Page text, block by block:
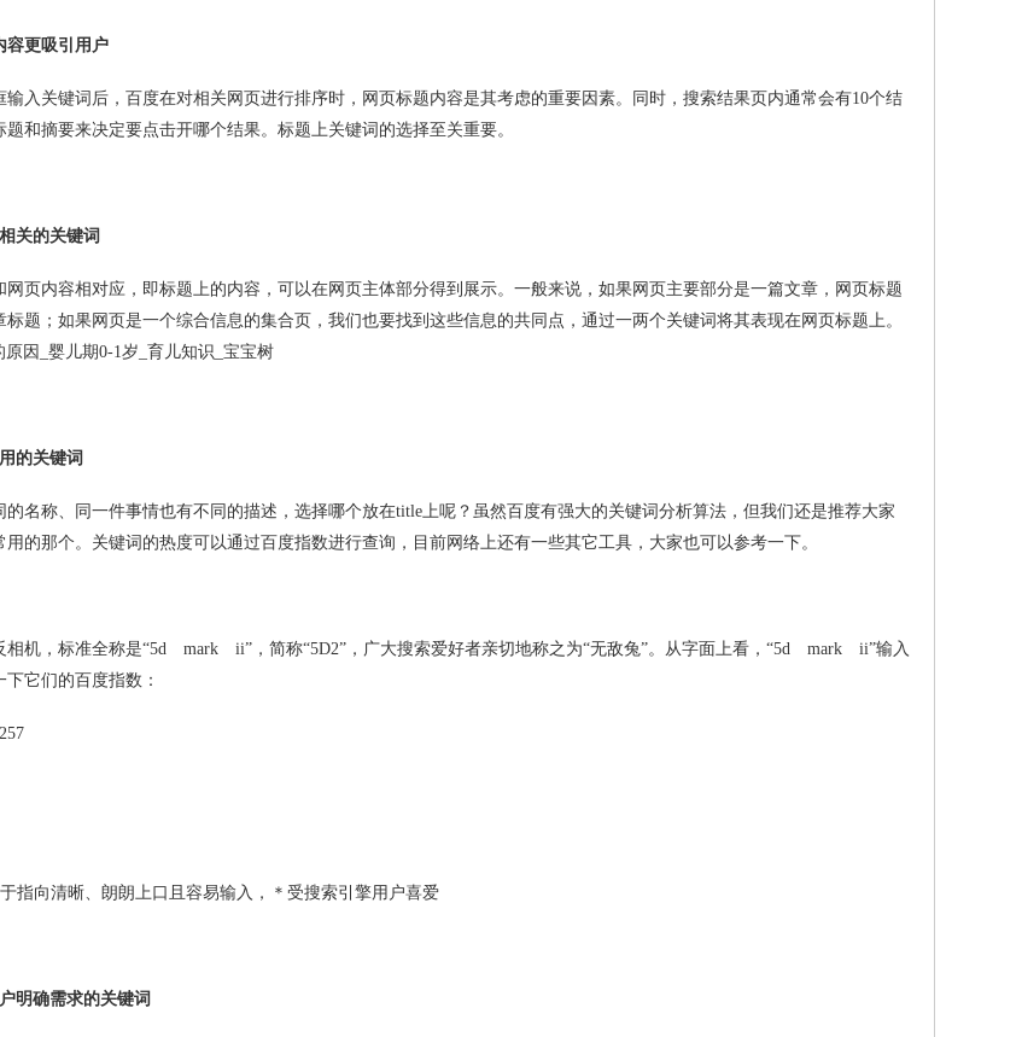
更吸引用户
关键词后，百度在对相关网页进行排序时，网页标题内容是其考虑的重要因素。同时，搜索结果页内通常会有10个结
和摘要来决定要点击开哪个结果。标题上关键词的选择至关重要。
关的关键词
内容相对应，即标题上的内容，可以在网页主体部分得到展示。一般来说，如果网页主要部分是一篇文章，网页标题
标题；如果网页是一个综合信息的集合页，我们也要找到这些信息的共同点，通过一两个关键词将其表现在网页标题上。
因_婴儿期0-1岁_育儿知识_宝宝树
的关键词
称、同一件事情也有不同的描述，选择哪个放在title上呢？虽然百度有强大的关键词分析算法，但我们还是推荐大家
的那个。关键词的热度可以通过百度指数进行查询，目前网络上还有一些其它工具，大家也可以参考一下。
机，标准全称是“5d mark ii”，简称“5D2”，广大搜索爱好者亲切地称之为“无敌兔”。从字面上看，“5d mark ii”输入
它们的百度指数：
向清晰、朗朗上口且容易输入，＊受搜索引擎用户喜爱
明确需求的关键词